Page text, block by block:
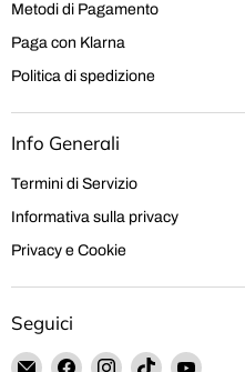
Metodi di Pagamento
Paga con Klarna
Politica di spedizione
Info Generali
Termini di Servizio
Informativa sulla privacy
Privacy e Cookie
Seguici
EmailTrovaciTrovaciTrovaciTrovaci